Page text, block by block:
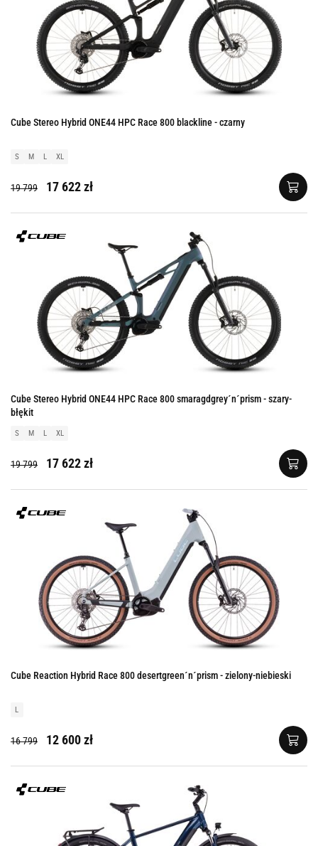
Cube Stereo Hybrid ONE44 HPC Race 800 blackline - czarny
S M L XL
19 799 17 622 zł
Cube Stereo Hybrid ONE44 HPC Race 800 smaragdgrey´n´prism - szary-
błękit
S M L XL
19 799 17 622 zł
Cube Reaction Hybrid Race 800 desertgreen´n´prism - zielony-niebieski
L
16 799 12 600 zł